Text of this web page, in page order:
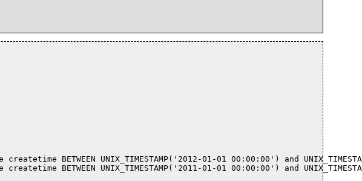
BETWEEN UNIX_TIMESTAMP('2012-01-01 00:00:00') and
BETWEEN UNIX_TIMESTAMP('2011-01-01 00:00:00') and